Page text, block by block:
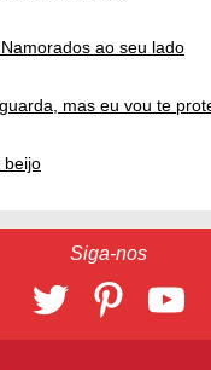
ao seu lado
mas eu vou te
beijo
Siga-nos